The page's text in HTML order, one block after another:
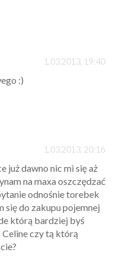
1.03.2013, 19:40
:)
1.03.2013, 20:16
już dawno nic mi się aż
na maxa oszczędzać
odnośnie torebek
się do zakupu pojemnej
którą bardziej byś
Celine czy tą którą